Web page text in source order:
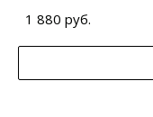
1 880 руб.